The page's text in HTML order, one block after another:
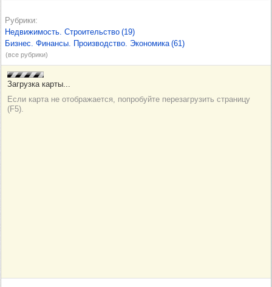
Рубрики
Недвижимость. Строительство (19)
Бизнес. Финансы. Производство. Экономика(61)
(все рубрики)